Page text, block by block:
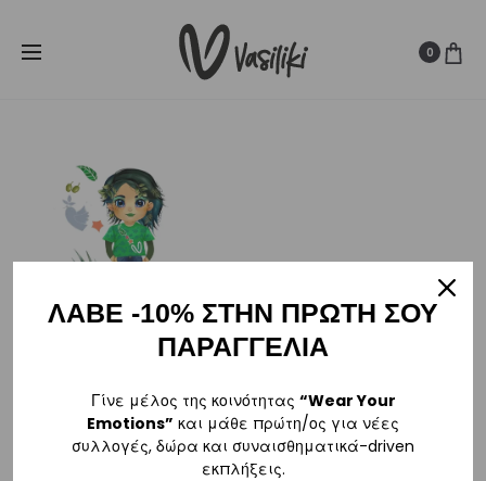
των
80€ 0
WEAR YOUR EMOTIONS
ΛΑΒΕ -10% ΣΤΗΝ ΠΡΩΤΗ ΣΟΥ
ΠΑΡΑΓΓΕΛΙΑ
Γίνε μέλος της κοινότητας “Wear Your
Emotions” και μάθε πρώτη/ος για νέες
συλλογές, δώρα και συναισθηματικά-driven
εκπλήξεις.